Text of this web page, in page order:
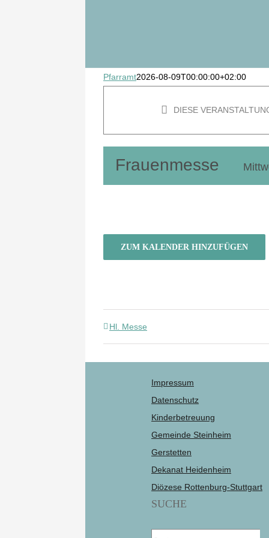
Pfarramt2026-08-09T00:00:00+02:00
DIESE
Frauenmesse
ZUM KALENDER HINZUFÜGEN
Hl. Messe
Impressum
Datenschutz
Kinderbetreuung
Gemeinde Steinheim
Gerstetten
Dekanat Heidenheim
Diözese Rottenburg-Stuttgart
SUCHE